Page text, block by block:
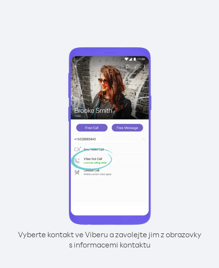
Vyberte kontakt ve Viberu a zavolejte jim z obrazovky
s informacemi kontaktu